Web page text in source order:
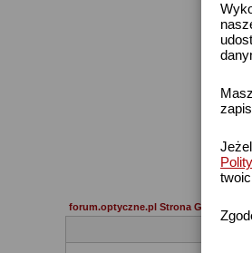
forum.optyczne.pl Strona Główna